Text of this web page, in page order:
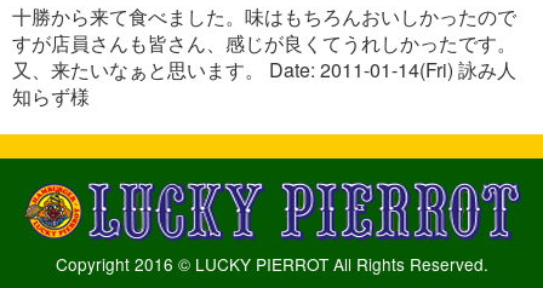
十勝から来て食べました。味はもちろんおいしかったので
すが店員さんも皆さん、感じが良くてうれしかったです。
又、来たいなぁと思います。 Date: 2011-01-14(Fri) 詠み人
知らず様
Copyright 2016 © LUCKY PIERROT All Rights Reserved.